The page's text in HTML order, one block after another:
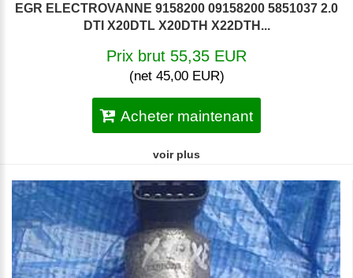
EGR ELECTROVANNE 9158200 09158200 5851037 2.0
DTI X20DTL X20DTH X22DTH...
Prix brut 55,35 EUR
(net 45,00 EUR)
Acheter maintenant
voir plus